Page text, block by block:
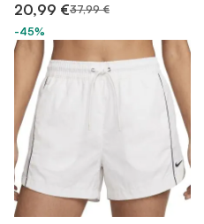
20,99 €37,99 €
-45%